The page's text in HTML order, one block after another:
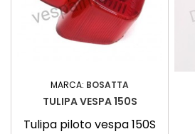
MARCA: BOSATTA
TULIPA VESPA 150S
Tulipa piloto vespa 150S